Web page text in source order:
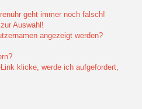
geht immer noch falsch!
Auswahl!
angezeigt werden?
klicke, werde ich aufgefordert,